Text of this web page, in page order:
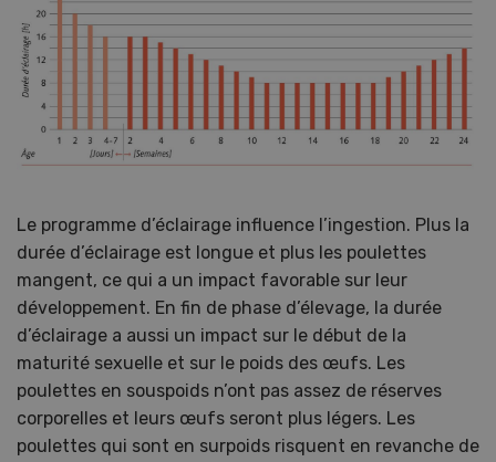
Le programme d’éclairage influence l’ingestion. Plus la
durée d’éclairage est longue et plus les poulettes
mangent, ce qui a un impact favorable sur leur
développement. En fin de phase d’élevage, la durée
d’éclairage a aussi un impact sur le début de la
maturité sexuelle et sur le poids des œufs. Les
poulettes en souspoids n’ont pas assez de réserves
corporelles et leurs œufs seront plus légers. Les
poulettes qui sont en surpoids risquent en revanche de